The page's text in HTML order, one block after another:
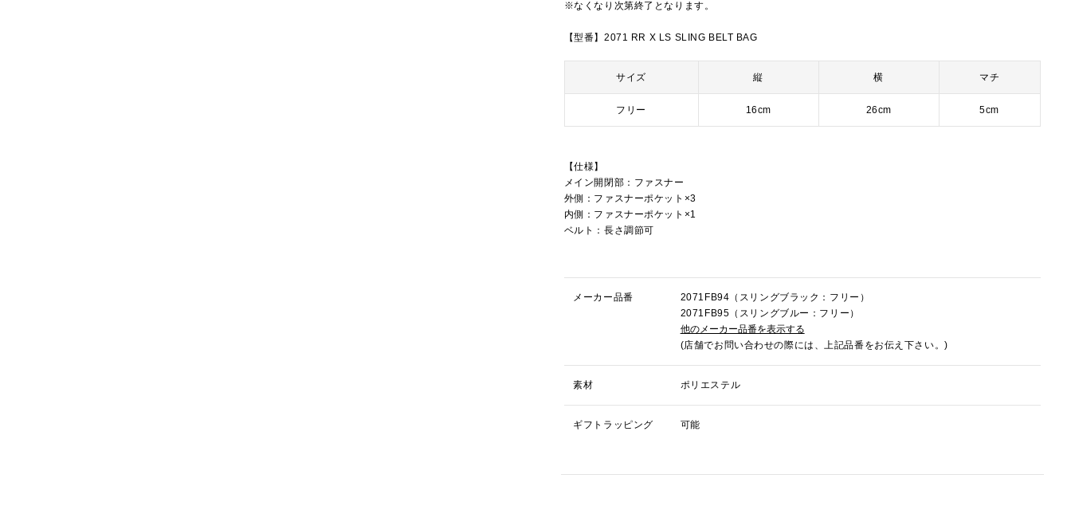
※なくなり次第終了となります。
【型番】2071 RR X LS SLING BELT BAG
サイズ 縦 横 マチ
フリー 16cm 26cm 5cm
【仕様】
メイン開閉部：ファスナー
外側：ファスナーポケット×3
内側：ファスナーポケット×1
ベルト：長さ調節可
メーカー品番
2071FB94（スリングブラック：フリー）
2071FB95（スリングブルー：フリー）
他のメーカー品番を表示する
(店舗でお問い合わせの際には、上記品番をお伝え下さい。)
素材 ポリエステル
ギフトラッピング 可能